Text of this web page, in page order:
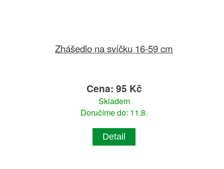
Zhášedlo na svíčku 16-59 cm
Cena: 95 Kč
Skladem
Doručíme do: 11.8.
Detail